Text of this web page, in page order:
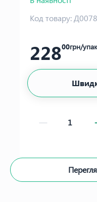
Код товару:Д0078
22800грн/